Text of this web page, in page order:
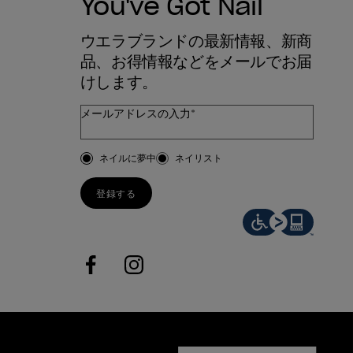
ウエラブランドの最新情報、新商
品、お得情報などをメールでお届
けします。
メールアドレスの入力*
お客様のタイプ
ネイルに夢中 ネイリスト
登録する